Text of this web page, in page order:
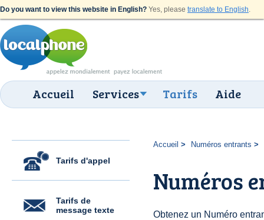
Do you want to view this website in English? Yes, please translate to English.
Accueil Services Tarifs Aide
Tarifs d'appel
Tarifs de
message texte
Accueil Numéros entrants
Numéros
Obtenez un Numéro